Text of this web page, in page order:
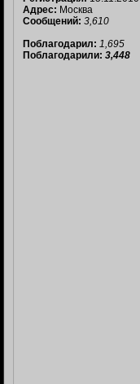
Адрес: Москва
Сообщений: 3,610
Поблагодарил: 1,695
Поблагодарили: 3,448